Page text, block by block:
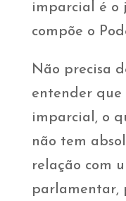
imparcial é o
compõe o
Não precisa
entender que
imparcial, o
não tem
relação com
parlamentar,